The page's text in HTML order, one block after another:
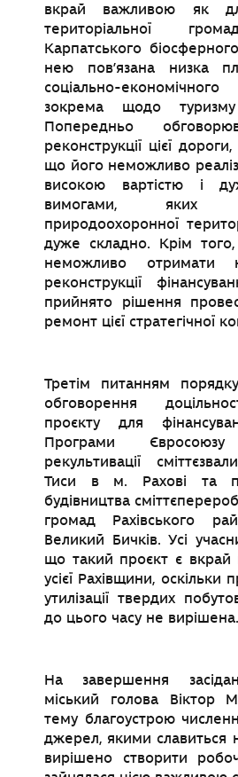
вкрай важливою як
територіальної
Карпатського
нею пов’язана низка
соціально-
зокрема щодо
Попередньо
реконструкції цієї
що його неможливо
високою вартістю і
вимогами,
природоохоронної
дуже складно. Крім
неможливо отримати
реконструкції
прийнято рішення
ремонт цієї стратегічної
Третім питанням
обговорення
проєкту для
Програми
рекультивації
Тиси в м. Рахові та
будівництва
громад Рахівського
Великий Бичків. Усі
що такий проєкт є вкрай
усієї Рахівщини, оскільки
утилізації твердих
до цього часу не вирішена.
На завершення
міський голова Віктор
тему благоустрою
джерел, якими славиться
вирішено створити